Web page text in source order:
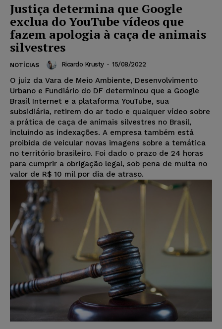
Justiça determina que Google
exclua do YouTube vídeos que
fazem apologia à caça de animais
silvestres
NOTÍCIAS Ricardo Krusty - 15/08/2022
O juiz da Vara de Meio Ambiente, Desenvolvimento
Urbano e Fundiário do DF determinou que a Google
Brasil Internet e a plataforma YouTube, sua
subsidiária, retirem do ar todo e qualquer vídeo sobre
a prática de caça de animais silvestres no Brasil,
incluindo as indexações. A empresa também está
proibida de veicular novas imagens sobre a temática
no território brasileiro. Foi dado o prazo de 24 horas
para cumprir a obrigação legal, sob pena de multa no
valor de R$ 10 mil por dia de atraso.